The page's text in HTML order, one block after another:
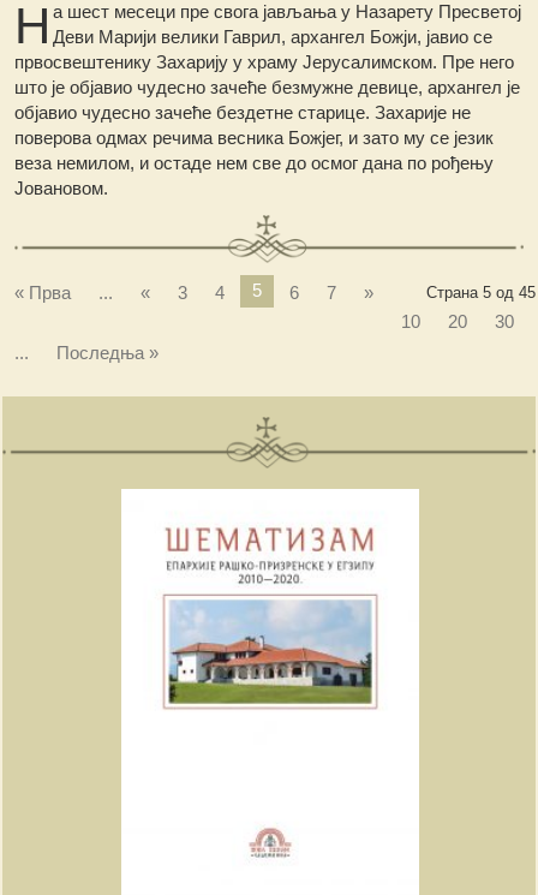
Н а шест месеци пре свога јављања у Назарету Пресветој
Деви Марији велики Гаврил, архангел Божји, јавио се
првосвештенику Захарију у храму Јерусалимском. Пре него
што је објавио чудесно зачеће безмужне девице, архангел је
објавио чудесно зачеће бездетне старице. Захарије не
поверова одмах речима весника Божјег, и зато му се језик
веза немилом, и остаде нем све до осмог дана по рођењу
Јовановом.
Страна 5 од 45
« Прва ... « 3 4 5 6 7
»
10
20
30
...
Последња »